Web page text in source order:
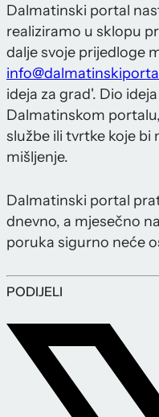
Dalmatinski portal
realiziramo u sklopu
dalje svoje prijedloge
ideja za grad'. Dio
Dalmatinskom
službe ili tvrtke koje
mišljenje.
Dalmatinski portal
dnevno, a mjesečno
poruka sigurno neće
PODIJELI